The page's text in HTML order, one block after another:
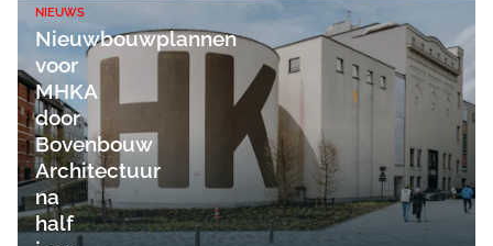
NIEUWS
Nieuwbouwplannen
voor
MHKA
door
Bovenbouw
Architectuur
na
half